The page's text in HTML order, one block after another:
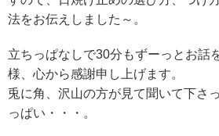
法をお伝えしました～。
立ちっぱなしで30分もずーっとお話
様、心から感謝申し上げます。
兎に角、沢山の方が見て聞いて下さ
っぱい・・・。